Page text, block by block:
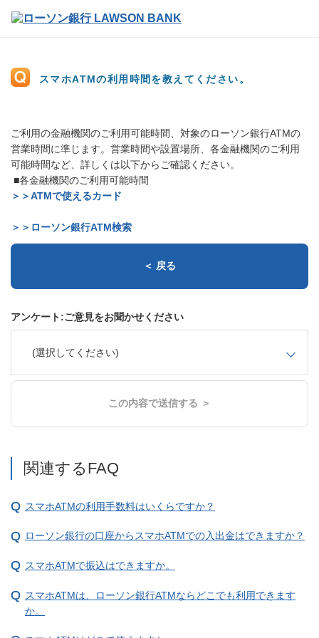
スマホATMの利用時間を教えてください。
ご利用の金融機関のご利用可能時間、対象のローソン銀行ATMの
営業時間に準じます。営業時間や設置場所、各金融機関のご利用
可能時間など、詳しくは以下からご確認ください。
■各金融機関のご利用可能時間
＞＞ATMで使えるカード
＞＞ローソン銀行ATM検索
＜ 戻る
アンケート:ご意見をお聞かせください
(選択してください)
この内容で送信する ＞
関連するFAQ
スマホATMの利用手数料はいくらですか？
ローソン銀行の口座からスマホATMでの入出金はできますか？
スマホATMで振込はできますか。
スマホATMは、ローソン銀行ATMならどこでも利用できます
か。